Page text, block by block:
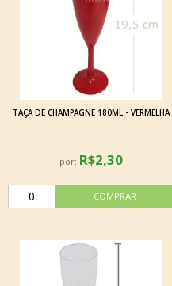
TAÇA DE CHAMPAGNE 180ML - VERMELHA
por: R$2,30